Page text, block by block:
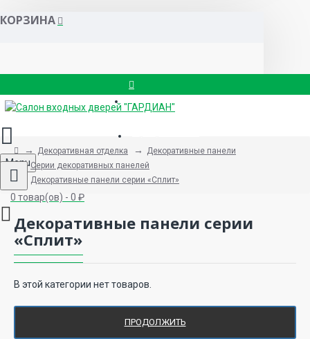
КОРЗИНА
Menu
0 товар(ов) - 0 ₽
Декоративная отделка
Декоративные панели
Серии декоративных панелей
Декоративные панели серии «Сплит»
Декоративные панели серии
«Сплит»
В этой категории нет товаров.
ПРОДОЛЖИТЬ